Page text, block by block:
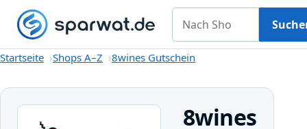
Startseite
GutscheineShops A–Z KategorienMagazin
Nach Shop suchen
Startseite Shops A–Z 8wines Gutschein
8wines